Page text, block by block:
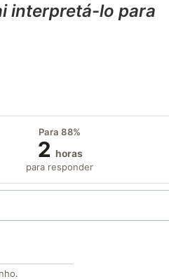
interpretá-lo para
Para 88%
2 horas
para responder